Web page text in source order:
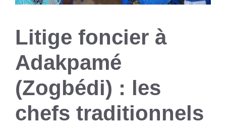
Litige foncier à
Adakpamé
(Zogbédi) : les
chefs traditionnels